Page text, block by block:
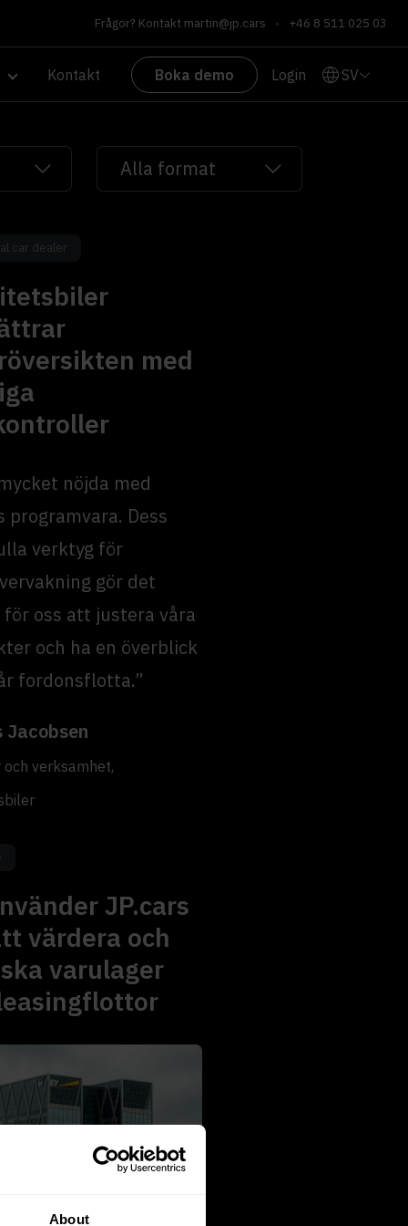
About
Frågor? Kontakt martin@jp.cars • +46 8 511 025 03
Kontakt Boka demo Login SV
car dealer
med
nöjda med
programvara. Dess
verktyg för
gör det
oss att justera våra
och ha en överblick
fordonsflotta.”
Jacobsen
verksamhet,
JP.cars
värdera och
varulager